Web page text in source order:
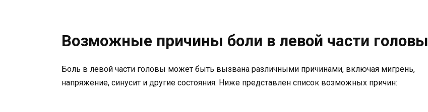
Возможные причины боли в левой части головы
Боль в левой части головы может быть вызвана различными причинами, включая мигрень,
напряжение, синусит и другие состояния. Ниже представлен список возможных причин: